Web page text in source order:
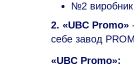
№2 виробник
2. «UBC Promo»
себе завод
«UBC Promo»: